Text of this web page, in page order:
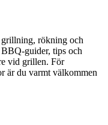
rökning och
guider, tips och
vid grillen. För
är du varmt välkommen